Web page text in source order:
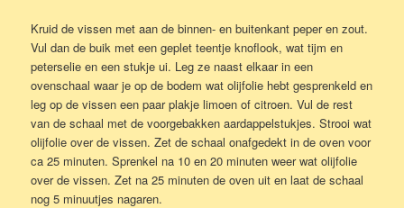
Kruid de vissen met aan de binnen- en buitenkant peper en zout.
Vul dan de buik met een geplet teentje knoflook, wat tijm en
peterselie en een stukje ui. Leg ze naast elkaar in een
ovenschaal waar je op de bodem wat olijfolie hebt gesprenkeld en
leg op de vissen een paar plakje limoen of citroen. Vul de rest
van de schaal met de voorgebakken aardappelstukjes. Strooi wat
olijfolie over de vissen. Zet de schaal onafgedekt in de oven voor
ca 25 minuten. Sprenkel na 10 en 20 minuten weer wat olijfolie
over de vissen. Zet na 25 minuten de oven uit en laat de schaal
nog 5 minuutjes nagaren.